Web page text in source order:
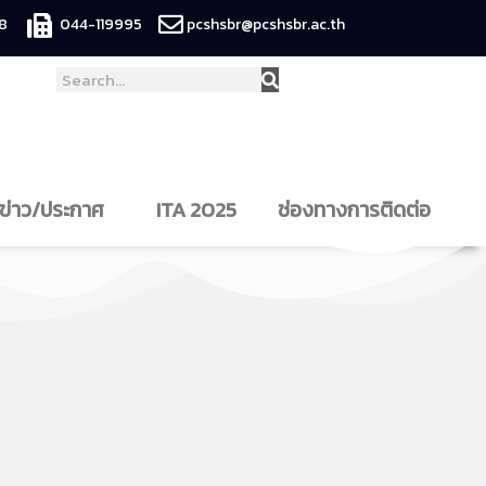
044-119995 pcshsbr@pcshsbr.ac.th
ข่าว/ประกาศ ITA 2025 ช่องทางการติดต่อ